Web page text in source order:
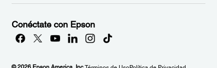
Conéctate con Epson